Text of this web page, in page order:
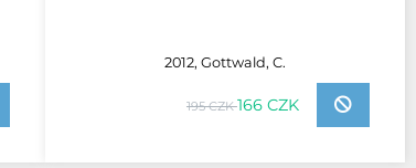
2012, Gottwald, C.
195 CZK166 CZK